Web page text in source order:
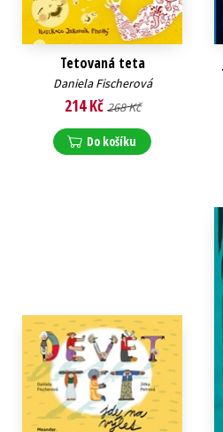
Tetovaná teta
Daniela Fischerová
214 Kč 268 Kč
Do košíku